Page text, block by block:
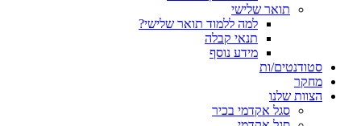
תואר שלישי
למה ללמוד תואר שלישי?
תנאי קבלה
מידע נוסף
סטודנטים/ות
מחקר
הצוות שלנו
סגל אקדמי בכיר